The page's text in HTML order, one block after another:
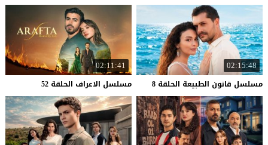
02:15:48
مسلسل قانون الطبيعة الحلقة 8
02:11:41
مسلسل الاعراف الحلقة 52